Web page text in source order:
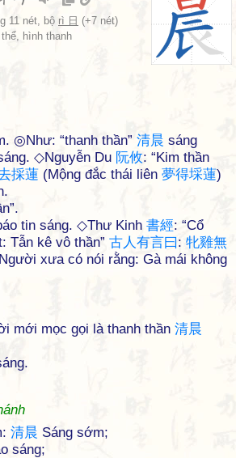
11 nét, bộ rì 日 (+7 nét)
hình thanh
◎Như: “thanh thần” 清晨 sáng
◇Nguyễn Du 阮攸: “Kim thần
採蓮 (Mộng đắc thái liên 夢得埰蓮)
tin sáng. ◇Thư Kinh 書經: “Cổ
Tẫn kê vô thần” 古人有言曰: 牝雞無
xưa có nói rằng: Gà mái không
mới mọc gọi là thanh thần 清晨
清晨 Sáng sớm;
sáng;